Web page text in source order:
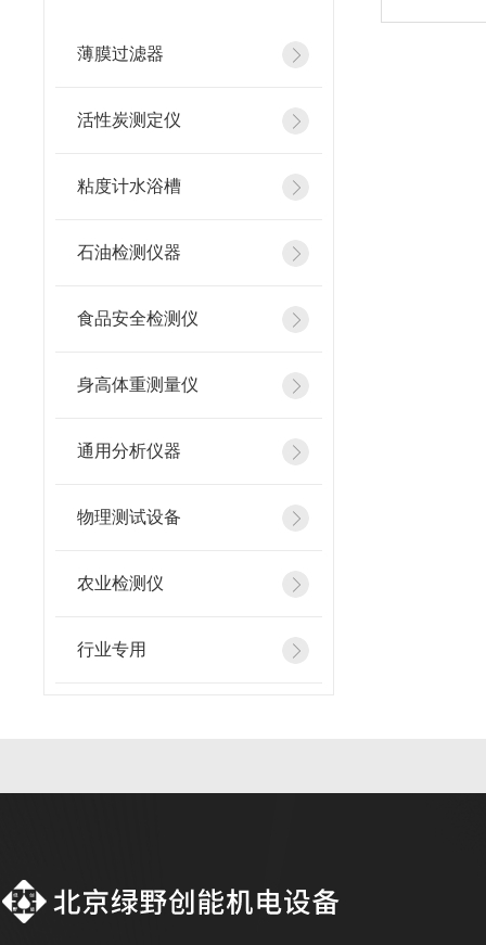
薄膜过滤器
活性炭测定仪
粘度计水浴槽
石油检测仪器
食品安全检测仪
身高体重测量仪
通用分析仪器
物理测试设备
农业检测仪
行业专用